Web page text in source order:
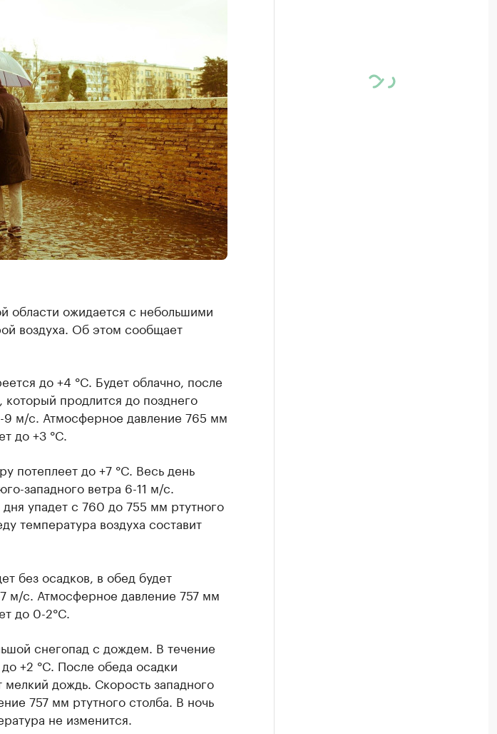
области ожидается с небольшими
воздуха. Об этом сообщает
до +4 °C. Будет облачно, после
продлится до позднего
9 м/с. Атмосферное давление 765 мм
до +3 °C.
потеплеет до +7 °C. Весь день
западного ветра 6-11 м/с.
упадет с 760 до 755 мм ртутного
температура воздуха составит
без осадков, в обед будет
м/с. Атмосферное давление 757 мм
до 0-2°C.
снегопад с дождем. В течение
+2 °C. После обеда осадки
дождь. Скорость западного
757 мм ртутного столба. В ночь
не изменится.